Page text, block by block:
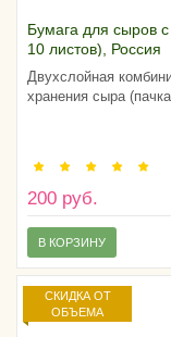
Бумага для сыров
10 листов), Россия
Двухслойная
хранения сыра
200 руб.
В КОРЗИНУ
СКИДКА ОТ
ОБЪЕМА